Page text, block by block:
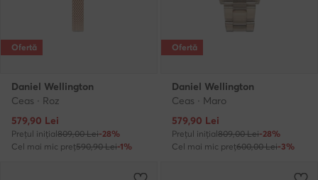
Ofertă
Daniel Wellington
Ceas · Roz
Prețul actual
579,90 Lei
Prețul inițial809,00 Lei-28%
Cel mai mic preț590,90 Lei-1%
Ofertă
Daniel Wellington
Ceas · Maro
Prețul actual
579,90 Lei
Prețul inițial809,00 Lei-28%
Cel mai mic preț600,00 Lei-3%